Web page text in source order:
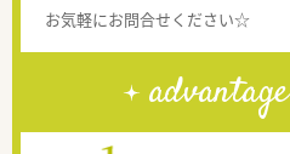
お気軽にお問合せください☆
advantage